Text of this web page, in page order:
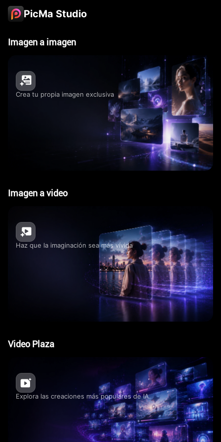
PicMa Studio
Imagen a imagen
Crea tu propia imagen exclusiva
Imagen a video
Haz que la imaginación sea más vívida
Video Plaza
Explora las creaciones más populares de IA.